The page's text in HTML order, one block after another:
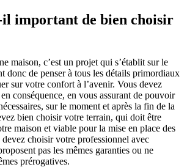
important de bien choisir
maison, c’est un projet qui s’établit sur le
donc de penser à tous les détails primordiaux
sur votre confort à l’avenir. Vous devez
conséquence, en vous assurant de pouvoir
sur le moment et après la fin de la
bien choisir votre terrain, qui doit être
maison et viable pour la mise en place des
choisir votre professionnel avec
pas les mêmes garanties ou ne
prérogatives.